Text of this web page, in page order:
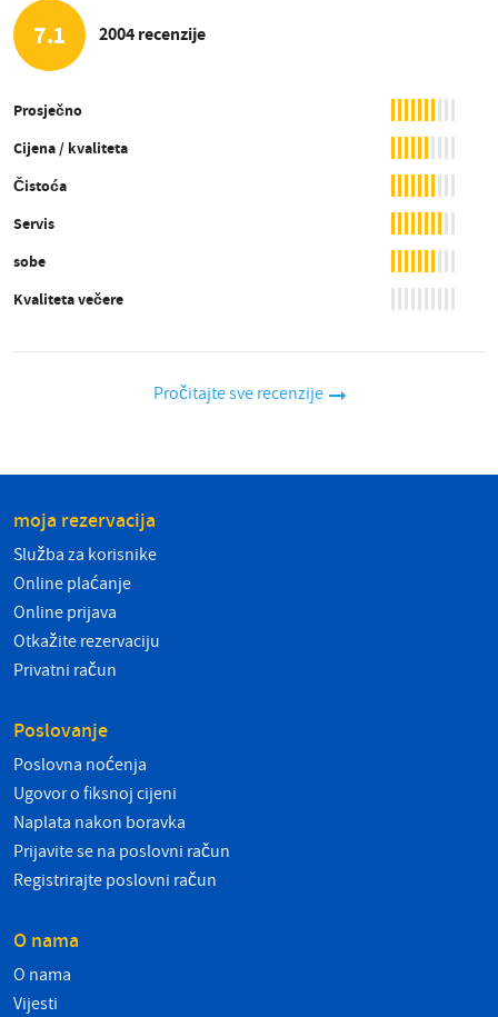
7.1 2004 recenzije
Prosječno
Cijena / kvaliteta
Čistoća
Servis
sobe
Kvaliteta večere
Pročitajte sve recenzije
moja rezervacija
Služba za korisnike
Online plaćanje
Online prijava
Otkažite rezervaciju
Privatni račun
Poslovanje
Poslovna noćenja
Ugovor o fiksnoj cijeni
Naplata nakon boravka
Prijavite se na poslovni račun
Registrirajte poslovni račun
O nama
O nama
Vijesti